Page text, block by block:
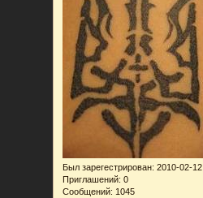
Был зарегестрирован: 2010-02-12
Приглашений: 0
Сообщений: 1045